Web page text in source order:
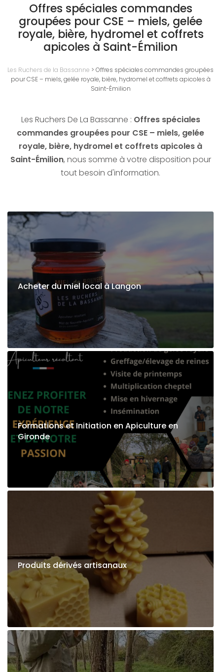
Offres spéciales commandes
groupées pour CSE – miels, gelée
royale, bière, hydromel et coffrets
apicoles à Saint-Émilion
Les Ruchers de la Bassanne > Offres spéciales commandes groupées
pour CSE – miels, gelée royale, bière, hydromel et coffrets apicoles à
Saint-Émilion
Les Ruchers De La Bassanne : Offres spéciales
commandes groupées pour CSE – miels, gelée
royale, bière, hydromel et coffrets apicoles à
Saint-Émilion, nous somme à votre disposition pour
tout besoin d'information.
Acheter du miel local à Langon
Formations et Initiation en Apiculture en
Gironde
Produits dérivés artisanaux